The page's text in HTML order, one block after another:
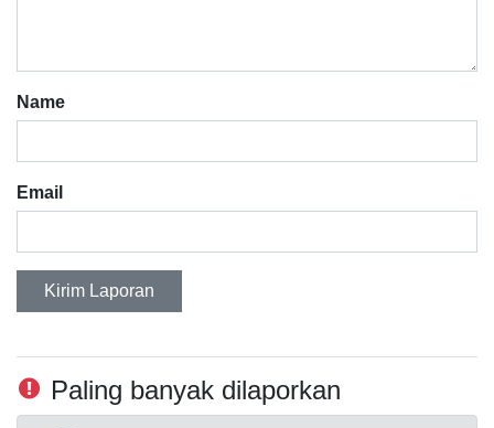
Name
Email
Kirim Laporan
Paling banyak dilaporkan